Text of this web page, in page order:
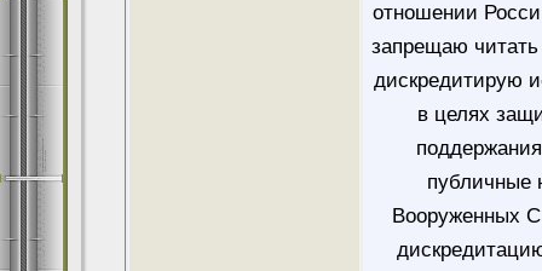
отношении
запрещаю читать
дискредитирую
в целях
публичные
Вооруженных